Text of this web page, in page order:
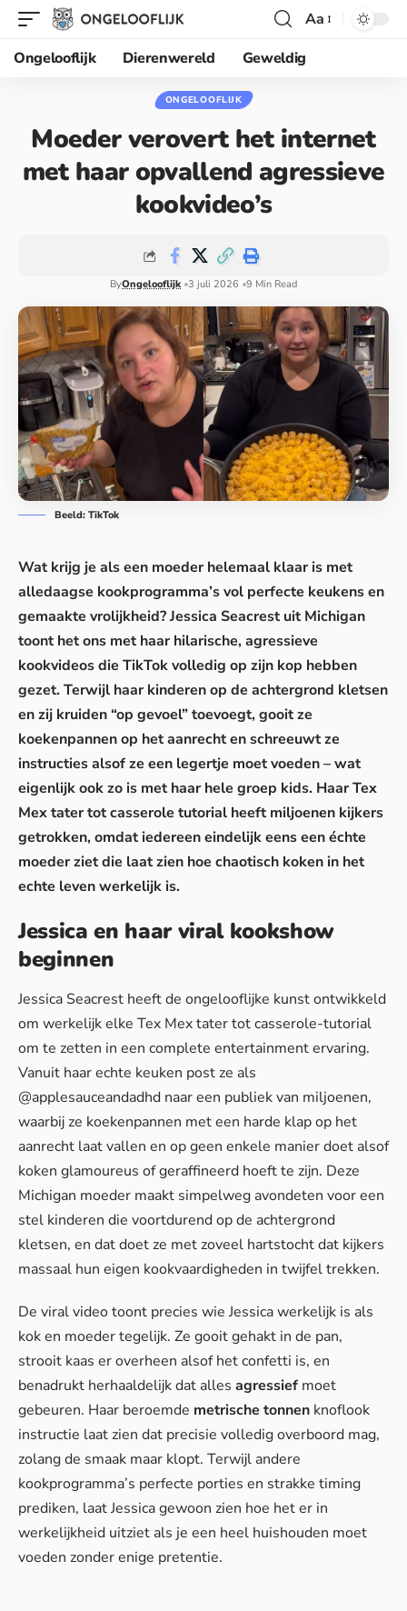
Aa
Ongelooflijk
Dierenwereld Geweldig
ONGELOOFLIJK
Moeder verovert het internet
met haar opvallend agressieve
kookvideo’s
ByOngelooflijk 3 juli 2026 9 Min Read
Beeld: TikTok
Wat krijg je als een moeder helemaal klaar is met
alledaagse kookprogramma’s vol perfecte keukens en
gemaakte vrolijkheid? Jessica Seacrest uit Michigan
toont het ons met haar hilarische, agressieve
kookvideos die TikTok volledig op zijn kop hebben
gezet. Terwijl haar kinderen op de achtergrond kletsen
en zij kruiden “op gevoel” toevoegt, gooit ze
koekenpannen op het aanrecht en schreeuwt ze
instructies alsof ze een legertje moet voeden – wat
eigenlijk ook zo is met haar hele groep kids. Haar Tex
Mex tater tot casserole tutorial heeft miljoenen kijkers
getrokken, omdat iedereen eindelijk eens een échte
moeder ziet die laat zien hoe chaotisch koken in het
echte leven werkelijk is.
Jessica en haar viral kookshow
beginnen
Jessica Seacrest heeft de ongelooflijke kunst ontwikkeld
om werkelijk elke Tex Mex tater tot casserole-tutorial
om te zetten in een complete entertainment ervaring.
Vanuit haar echte keuken post ze als
@applesauceandadhd naar een publiek van miljoenen,
waarbij ze koekenpannen met een harde klap op het
aanrecht laat vallen en op geen enkele manier doet alsof
koken glamoureus of geraffineerd hoeft te zijn. Deze
Michigan moeder maakt simpelweg avondeten voor een
stel kinderen die voortdurend op de achtergrond
kletsen, en dat doet ze met zoveel hartstocht dat kijkers
massaal hun eigen kookvaardigheden in twijfel trekken.
De viral video toont precies wie Jessica werkelijk is als
kok en moeder tegelijk. Ze gooit gehakt in de pan,
strooit kaas er overheen alsof het confetti is, en
benadrukt herhaaldelijk dat alles agressief moet
gebeuren. Haar beroemde metrische tonnen knoflook
instructie laat zien dat precisie volledig overboord mag,
zolang de smaak maar klopt. Terwijl andere
kookprogramma’s perfecte porties en strakke timing
prediken, laat Jessica gewoon zien hoe het er in
werkelijkheid uitziet als je een heel huishouden moet
voeden zonder enige pretentie.